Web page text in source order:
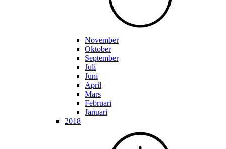
November
Oktober
September
Juli
Juni
April
Mars
Februari
Januari
2018